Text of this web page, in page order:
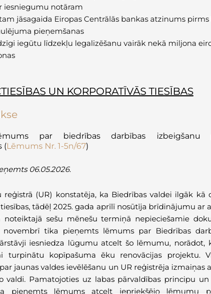
iesniegumu notāram
jāsagaida Eiropas Centrālās bankas atzinums
pieņemšanas
iegūtu līdzekļu legalizēšanu vairāk nekā miljona
UN KORPORATĪVĀS TIESĪBAS
par biedrības darbības izbeigšanu
(Lēmums Nr. 1-5n/67)
06.05.2026.
reģistrā (UR) konstatēja, ka Biedrības valdei ilgāk kā
tādēļ 2025. gada aprīlī nosūtīja brīdinājumu ar
noteiktajā sešu mēnešu termiņā nepieciešamie
novembrī tika pieņemts lēmums par Biedrības
iesniedza lūgumu atcelt šo lēmumu, norādot,
turpinātu kopīpašuma ēku renovācijas projektu.
jaunas valdes ievēlēšanu un UR reģistrēja izmaiņas
valdi. Pamatojoties uz labas pārvaldības principu
pieņemts lēmums atcelt iepriekšējo lēmumu